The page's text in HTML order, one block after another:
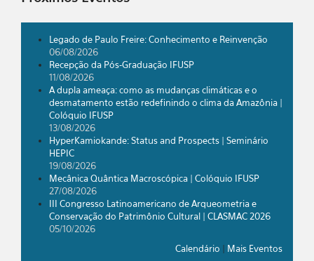
Legado de Paulo Freire: Conhecimento e Reinvenção
06/08/2026
Recepção da Pós-Graduação IFUSP
11/08/2026
A dupla ameaça: como as mudanças climáticas e o
desmatamento estão redefinindo o clima da Amazônia |
Colóquio IFUSP
13/08/2026
HyperKamiokande: Status and Prospects | Seminário
HEPIC
19/08/2026
Mecânica Quântica Macroscópica | Colóquio IFUSP
27/08/2026
III Congresso Latinoamericano de Arqueometria e
Conservação do Patrimônio Cultural | CLASMAC 2026
05/10/2026
Calendário | Mais Eventos